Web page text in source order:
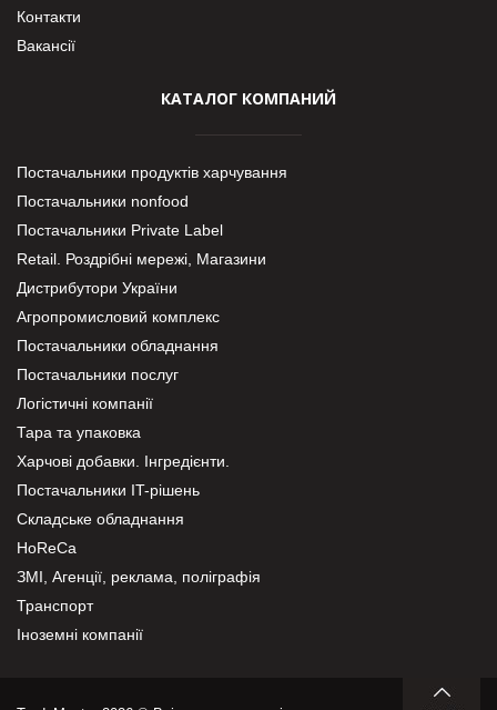
Контакти
Вакансії
КАТАЛОГ КОМПАНИЙ
Постачальники продуктів харчування
Постачальники nonfood
Постачальники Private Label
Retail. Роздрібні мережі, Магазини
Дистрибутори України
Агропромисловий комплекс
Постачальники обладнання
Постачальники послуг
Логістичні компанії
Тара та упаковка
Харчові добавки. Інгредієнти.
Постачальники IT-рішень
Складське обладнання
HoReCa
ЗМІ, Агенції, реклама, поліграфія
Транспорт
Іноземні компанії